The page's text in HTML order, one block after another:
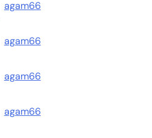
agam66
agam66
agam66
agam66